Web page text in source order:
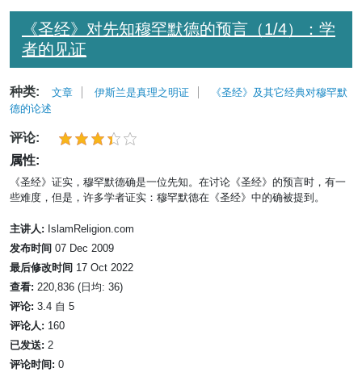
《圣经》对先知穆罕默德的预言（1/4）：学
者的见证
种类: 文章 伊斯兰是真理之明证
《圣经》及其它经典对穆罕默
德的论述
评论:
属性:
《圣经》证实，穆罕默德确是一位先知。在讨论《圣经》的预言时，有一
些难度，但是，许多学者证实：穆罕默德在《圣经》中的确被提到。
主讲人: IslamReligion.com
发布时间 07 Dec 2009
最后修改时间 17 Oct 2022
查看: 220,836 (日均: 36)
评论: 3.4 自 5
评论人: 160
已发送: 2
评论时间: 0